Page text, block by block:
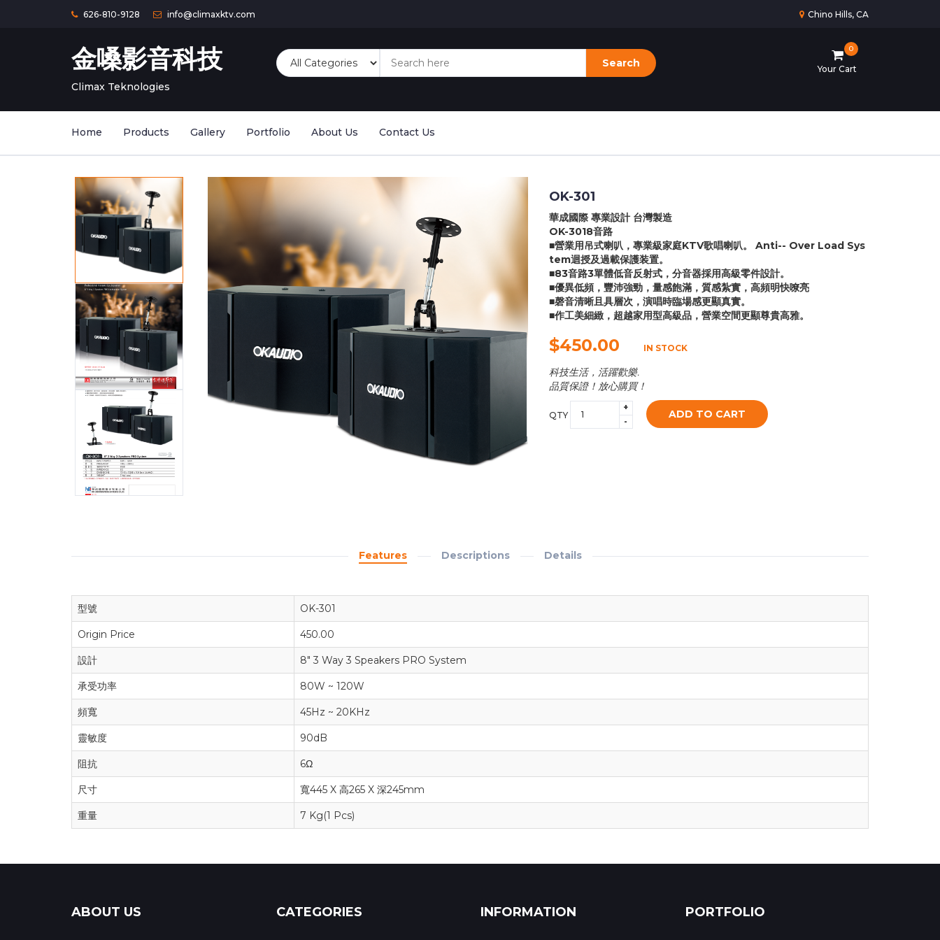
626-810-9128 info@climaxktv.com Chino Hills, CA
金嗓影音科技
Climax Teknologies
Search Your Cart
0
Home Products Gallery Portfolio About Us Contact Us
OK-301
華成國際 專業設計 台灣製造
OK-3018音路
■營業用吊式喇叭，專業級家庭KTV歌唱喇叭。 Anti-- Over Load Sys
tem迴授及過載保護装置。
■83音路3單體低音反射式，分音器採用高級零件設計。
■優異低頻，豐沛強勁，量感飽滿，質感紮實，高頻明快嘹亮
■磬音清晰且具層次，演唱時臨場感更顯真實。
■作工美細緻，超越家用型高級品，營業空間更顯尊貴高雅。
$450.00 IN STOCK
科技生活，活躍歡樂.
品質保證！放心購買！
QTY
+
-
ADD TO CART
Features Descriptions Details
型號 OK-301
Origin Price 450.00
設計 8" 3 Way 3 Speakers PRO System
承受功率 80W ~ 120W
頻寬 45Hz ~ 20KHz
靈敏度 90dB
阻抗 6Ω
尺寸 寬445 X 高265 X 深245mm
重量 7 Kg(1 Pcs)
ABOUT US CATEGORIES INFORMATION PORTFOLIO